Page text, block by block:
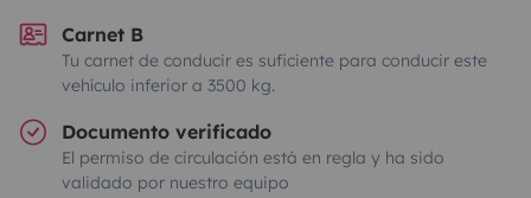
Carnet B
Tu carnet de conducir es suficiente para conducir este
vehículo inferior a 3500 kg.
Documento verificado
El permiso de circulación está en regla y ha sido
validado por nuestro equipo